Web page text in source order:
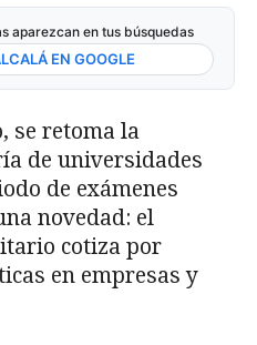
aparezcan en tus búsquedas
EN GOOGLE
se retoma la
de universidades
de exámenes
novedad: el
cotiza por
en empresas y